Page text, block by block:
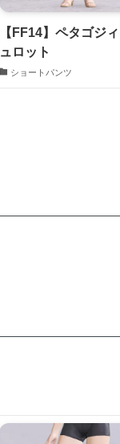
【FF14】ペタゴジ
ュロット
ショートパンツ